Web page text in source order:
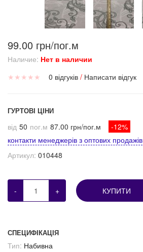
99.00 грн/пог.м
Наличие: Нет в наличии
★ ★ ★ ★ ★ 0 відгуків / Написати відгук
ГУРТОВІ ЦІНИ
від 50 пог.м 87.00 грн/пог.м
-12%
контакти менеджерів з оптових продажів
Артикул: 010448
- + КУПИТИ
СПЕЦИФІКАЦІЯ
Тип: Набивна